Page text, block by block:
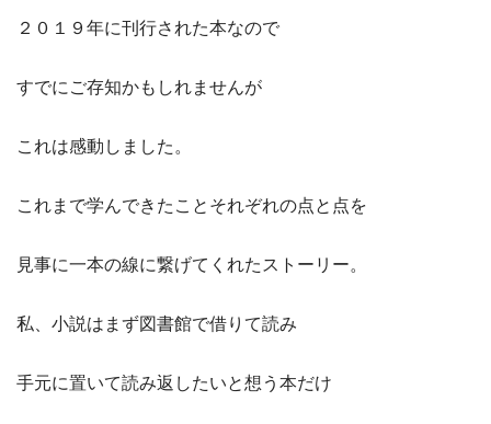
２０１９年に刊行された本なので
すでにご存知かもしれませんが
これは感動しました。
これまで学んできたことそれぞれの点と点を
見事に一本の線に繋げてくれたストーリー。
私、小説はまず図書館で借りて読み
手元に置いて読み返したいと想う本だけ